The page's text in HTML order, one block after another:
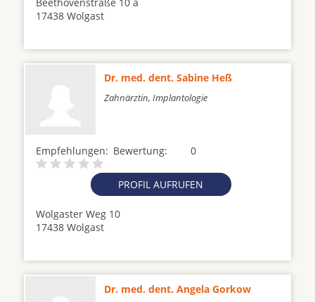
17438 Wolgast
Dr. med. dent. Sabine Heß
Zahnärztin, Implantologie
Empfehlungen: 0
Bewertung:
PROFIL AUFRUFEN
Wolgaster Weg 10
17438 Wolgast
Dr. med. dent. Angela Gorkow